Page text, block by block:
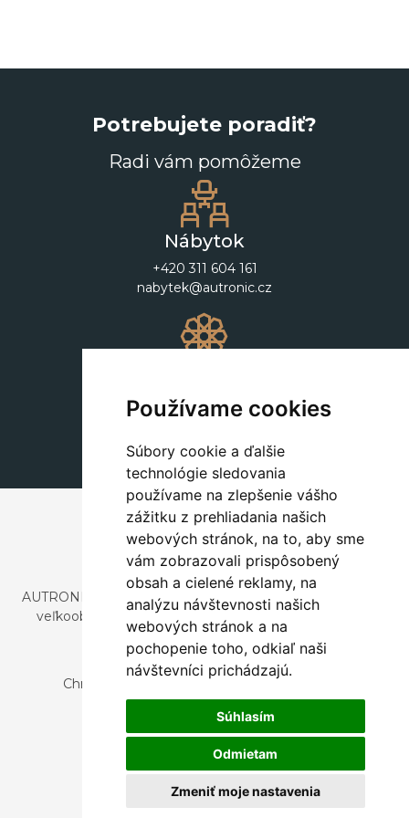
Používame cookies
Súbory cookie a ďalšie
technológie sledovania
používame na zlepšenie vášho
zážitku z prehliadania našich
webových stránok, na to, aby sme
vám zobrazovali prispôsobený
obsah a cielené reklamy, na
analýzu návštevnosti našich
webových stránok a na
pochopenie toho, odkiaľ naši
návštevníci prichádzajú.
Súhlasím
Odmietam
Zmeniť moje nastavenia
Potrebujete poradiť?
Radi vám pomôžeme
Nábytok
+420 311 604 161
nabytek@autronic.cz
+420 311 604 182
dekorace@autronic.cz
AUTRONIC, s.r.o. je spoločnosť zaoberajúca sa dovozom a
veľkoobchodným predajom dizajnového aj štýlového
nábytku a dekorácií.
Česká republika
Chrustenice 270, 267 12 Loděnice u Berouna
Slovensko
Nová 366, 032 02 Závažná Poruba